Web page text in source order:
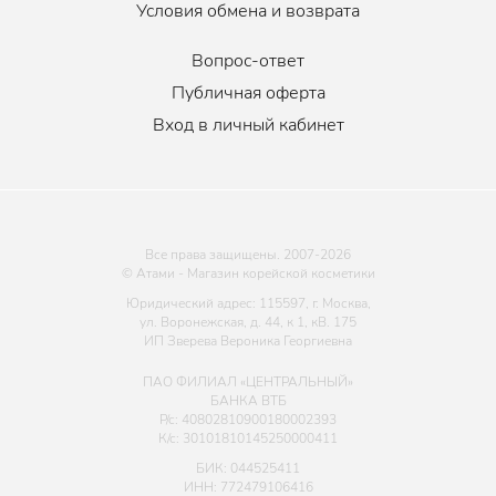
не рекомендован для ежедневного использования.
Условия обмена и возврата
Вопрос-ответ
Публичная оферта
Вход в личный кабинет
Все права защищены. 2007-2026
© Атами - Магазин корейской косметики
Юридический адрес: 115597, г. Москва,
ул. Воронежская, д. 44, к 1, кВ. 175
ИП Зверева Вероника Георгиевна
ПАО ФИЛИАЛ «ЦЕНТРАЛЬНЫЙ»
БАНКА ВТБ
Р/с: 40802810900180002393
К/с: 30101810145250000411
БИК: 044525411
ИНН: 772479106416